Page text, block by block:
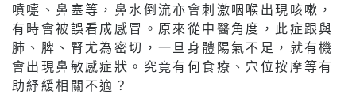
噴嚏、鼻塞等，鼻水倒流亦會刺激咽喉出現咳嗽，
有時會被誤看成感冒。原來從中醫角度，此症跟與
肺、脾、腎尤為密切，一旦身體陽氣不足，就有機
會出現鼻敏感症狀。究竟有何食療、穴位按摩等有
助紓緩相關不適？